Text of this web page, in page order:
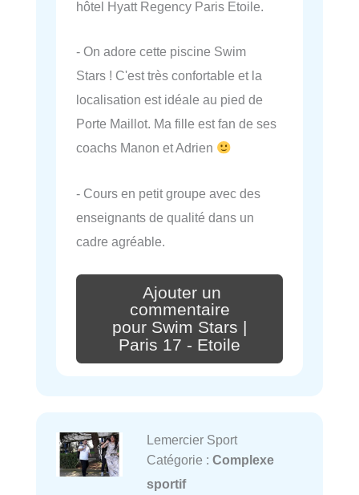
hôtel Hyatt Regency Paris Etoile.
- On adore cette piscine Swim
Stars ! C'est très confortable et la
localisation est idéale au pied de
Porte Maillot. Ma fille est fan de ses
coachs Manon et Adrien
- Cours en petit groupe avec des
enseignants de qualité dans un
cadre agréable.
Ajouter un
commentaire
pour Swim Stars |
Paris 17 - Etoile
Lemercier Sport
Catégorie : Complexe
sportif